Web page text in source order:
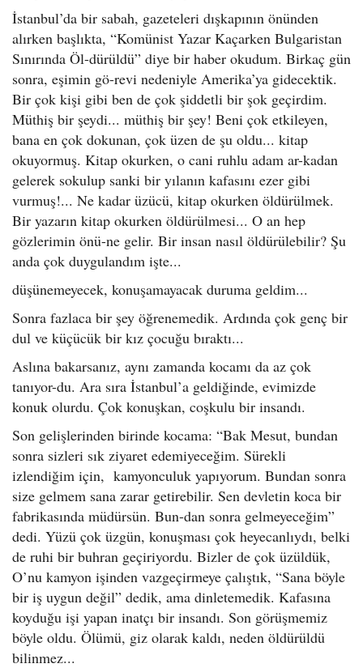
İstanbul’da bir sabah, gazeteleri dışkapının önünden
alırken başlıkta, “Komünist Yazar Kaçarken Bulgaristan
Sınırında Öl-dürüldü” diye bir haber okudum. Birkaç gün
sonra, eşimin gö-revi nedeniyle Amerika’ya gidecektik.
Bir çok kişi gibi ben de çok şiddetli bir şok geçirdim.
Müthiş bir şeydi... müthiş bir şey! Beni çok etkileyen,
bana en çok dokunan, çok üzen de şu oldu... kitap
okuyormuş. Kitap okurken, o cani ruhlu adam ar-kadan
gelerek sokulup sanki bir yılanın kafasını ezer gibi
vurmuş!... Ne kadar üzücü, kitap okurken öldürülmek.
Bir yazarın kitap okurken öldürülmesi... O an hep
gözlerimin önü-ne gelir. Bir insan nasıl öldürülebilir? Şu
anda çok duygulandım işte...
düşünemeyecek, konuşamayacak duruma geldim...
Sonra fazlaca bir şey öğrenemedik. Ardında çok genç bir
dul ve küçücük bir kız çocuğu bıraktı...
Aslına bakarsanız, aynı zamanda kocamı da az çok
tanıyor-du. Ara sıra İstanbul’a geldiğinde, evimizde
konuk olurdu. Çok konuşkan, coşkulu bir insandı.
Son gelişlerinden birinde kocama: “Bak Mesut, bundan
sonra sizleri sık ziyaret edemiyeceğim. Sürekli
izlendiğim için, kamyonculuk yapıyorum. Bundan sonra
size gelmem sana zarar getirebilir. Sen devletin koca bir
fabrikasında müdürsün. Bun-dan sonra gelmeyeceğim”
dedi. Yüzü çok üzgün, konuşması çok heyecanlıydı, belki
de ruhi bir buhran geçiriyordu. Bizler de çok üzüldük,
O’nu kamyon işinden vazgeçirmeye çalıştık, “Sana böyle
bir iş uygun değil” dedik, ama dinletemedik. Kafasına
koyduğu işi yapan inatçı bir insandı. Son görüşmemiz
böyle oldu. Ölümü, giz olarak kaldı, neden öldürüldü
bilinmez...